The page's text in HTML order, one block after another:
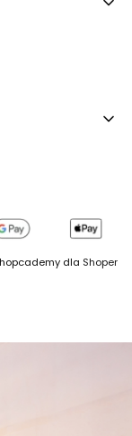
dla Shoper